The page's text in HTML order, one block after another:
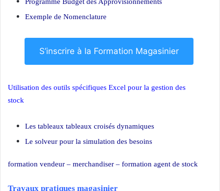
Exemple de Nomenclature
S’inscrire à la Formation Magasinier
Utilisation des outils spécifiques Excel pour la gestion des
stock
Les tableaux tableaux croisés dynamiques
Le solveur pour la simulation des besoins
formation vendeur – merchandiser – formation agent de stock
Travaux pratiques magasinier